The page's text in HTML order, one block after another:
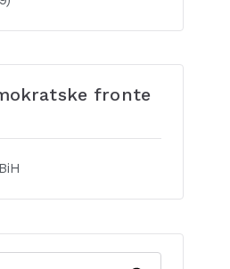
fronte